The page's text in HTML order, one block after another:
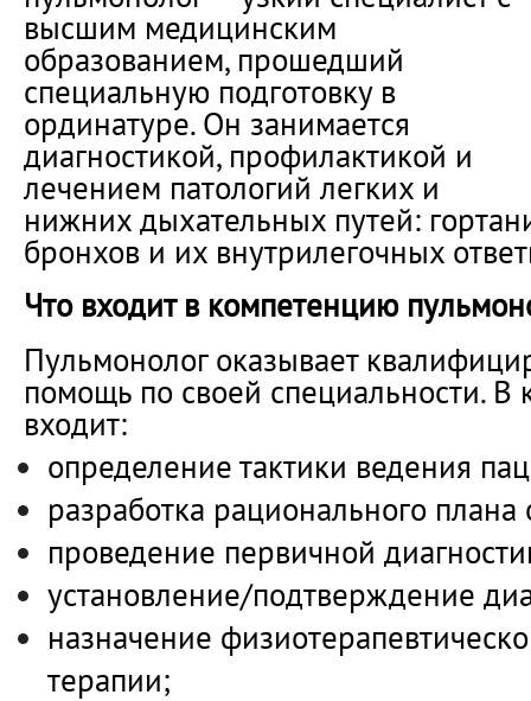
высшим медицинским
образованием, прошедший
специальную подготовку в
ординатуре. Он занимается
диагностикой, профилактикой и
лечением патологий легких и
нижних дыхательных путей:
бронхов и их внутрилегочных
Что входит в компетенцию
Пульмонолог оказывает
помощь по своей специальности. В
входит:
определение тактики ведения
разработка рационального плана
проведение первичной
установление/подтверждение
назначение
терапии;